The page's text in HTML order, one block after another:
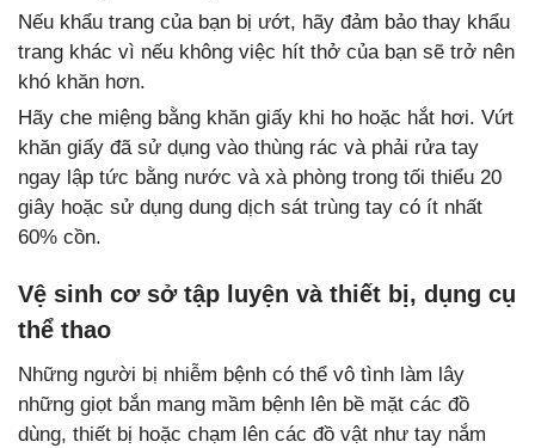
Nếu khẩu trang của bạn bị ướt, hãy đảm bảo thay khẩu
trang khác vì nếu không việc hít thở của bạn sẽ trở nên
khó khăn hơn.
Hãy che miệng bằng khăn giấy khi ho hoặc hắt hơi. Vứt
khăn giấy đã sử dụng vào thùng rác và phải rửa tay
ngay lập tức bằng nước và xà phòng trong tối thiểu 20
giây hoặc sử dụng dung dịch sát trùng tay có ít nhất
60% cồn.
Vệ sinh cơ sở tập luyện và thiết bị, dụng cụ
thể thao
Những người bị nhiễm bệnh có thể vô tình làm lây
những giọt bắn mang mầm bệnh lên bề mặt các đồ
dùng, thiết bị hoặc chạm lên các đồ vật như tay nắm